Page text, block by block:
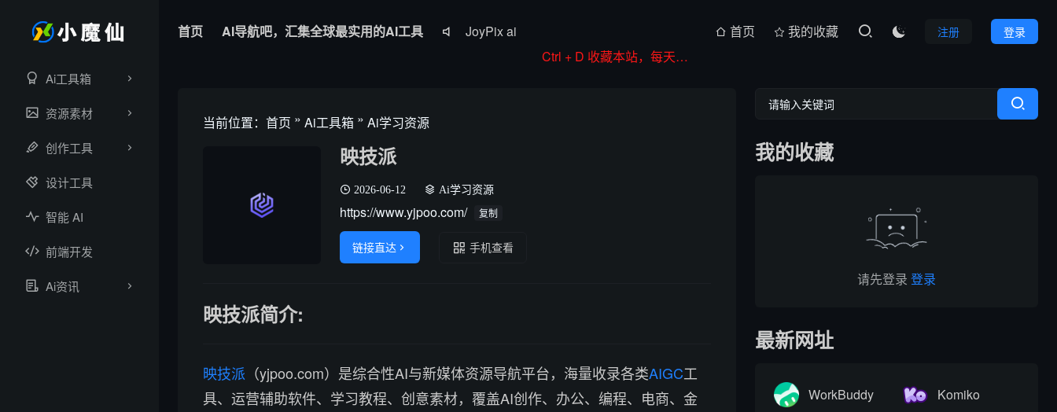
Ai工具箱
资源素材
创作工具
设计工具
智能 AI
前端开发
Ai资讯
首页 AI导航吧，汇集全球最实用的AI工具 
JoyPix ai
登录
注册

首页
我的收藏
Ctrl + D 收藏本站，每天更新好站！
当前位置： 首页 » Ai工具箱 » Ai学习资源
映技派
2026-06-12 Ai学习资源
https://www.yjpoo.com/ 复制
链接直达  手机查看
映技派简介:
映技派 （yjpoo.com）是综合性AI与新媒体资源导航平台，海量收录各类AIGC工
具、运营辅助软件、学习教程、创意素材，覆盖AI创作、办公、编程、电商、金
我的收藏
请先登录 登录
最新网址
WorkBuddy Komiko